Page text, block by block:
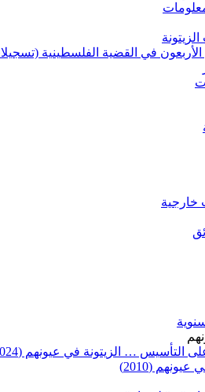
في القضية الفلسطينية
خارجية
عيونهم (2010)